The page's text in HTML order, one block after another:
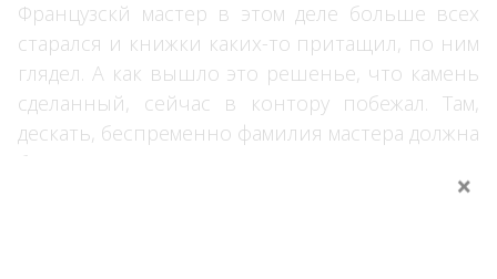
Французскй мастер в этом деле больше всех
старался и книжки каких-то притащил, по ним
глядел. А как вышло это решенье, что камень
сделанный, сейчас в контору побежал. Там,
дескать, беспременно фамилия мастера должна
быть. В конторе, верно, расписка оказалась:
получено-де за четыре малахитовые доски